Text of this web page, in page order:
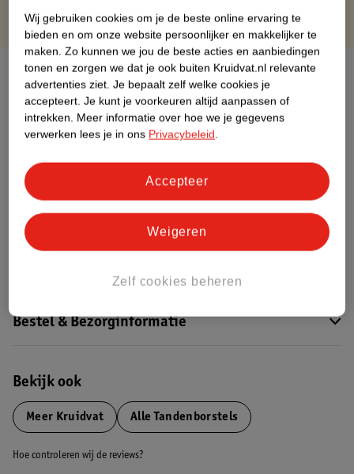
Over dit product
Productinformatie
Nature Impact Score
Dit product heeft (nog) geen Nature
Impact Score.
Bestel & Bezorginformatie
Bekijk ook
Meer Kruidvat Alle Tandenborstels
Hoe controleren wij de reviews?
Wij gebruiken cookies om je de beste online ervaring te
bieden en om onze website persoonlijker en makkelijker te
maken. Zo kunnen we jou de beste acties en aanbiedingen
tonen en zorgen we dat je ook buiten Kruidvat.nl relevante
advertenties ziet. Je bepaalt zelf welke cookies je
accepteert. Je kunt je voorkeuren altijd aanpassen of
intrekken. Meer informatie over hoe we je gegevens
verwerken lees je in ons Privacybeleid.
Zelf cookies beheren
Weigeren
Accepteer